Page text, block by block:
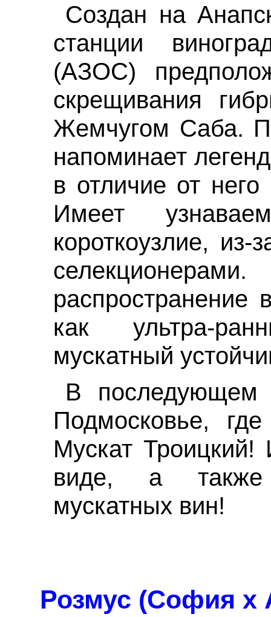
Создан на
станции
(АЗОС)
скрещивания
Жемчугом Саба.
напоминает
в отличие от него
Имеет
короткоузлие,
распространение
как ультра-
мускатный
В последующем
Подмосковье,
Мускат Троицкий!
виде, а также
мускатных вин!
Розмус (София х